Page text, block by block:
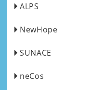
ALPS
NewHope
SUNACE
neCos